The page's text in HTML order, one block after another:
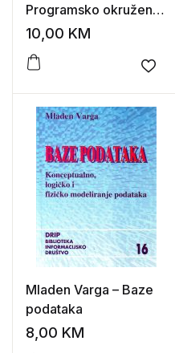
Programsko okruženje
Delphi 7 sa rešenim
10,00 KM
Mladen Varga – Baze
podataka
8,00 KM